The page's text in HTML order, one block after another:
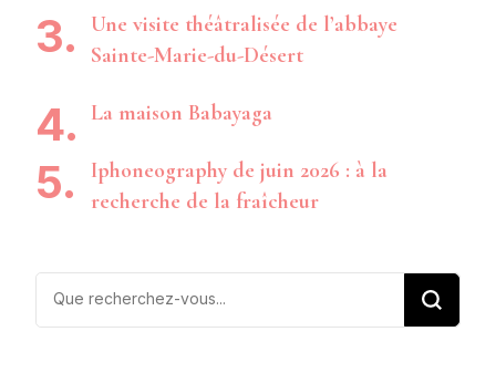
Une visite théâtralisée de l’abbaye
Sainte-Marie-du-Désert
La maison Babayaga
Iphoneography de juin 2026 : à la
recherche de la fraîcheur
Vous